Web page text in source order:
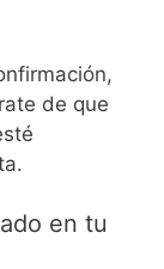
de que
en tu